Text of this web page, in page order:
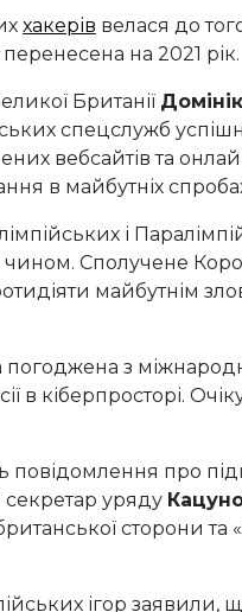
хакерів велася до
на 2021 рік.
Британії
спецслужб
вебсайтів та
в майбутніх
і
Сполучене
майбутнім
погоджена з
в кіберпросторі.
повідомлення про
уряду
сторони та
ігор